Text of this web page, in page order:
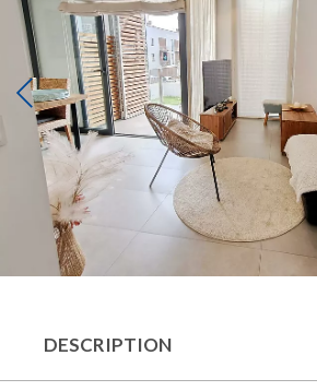
DESCRIPTION